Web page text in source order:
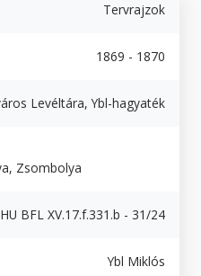
Tervrajzok
1869 - 1870
Levéltára, Ybl-hagyaték
Zsombolya
HU BFL XV.17.f.331.b - 31/24
Ybl Miklós